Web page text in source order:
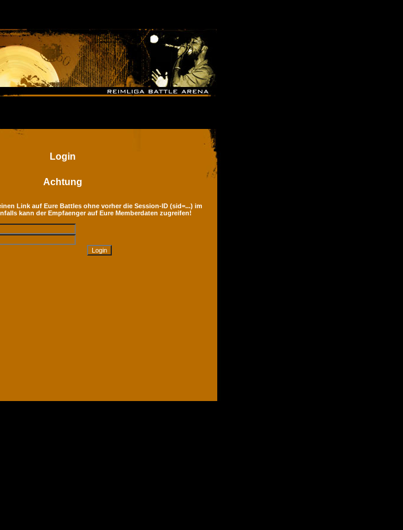
Login
Achtung
Link auf Eure Battles ohne vorher die Session-ID (sid=...) im
kann der Empfaenger auf Eure Memberdaten zugreifen!